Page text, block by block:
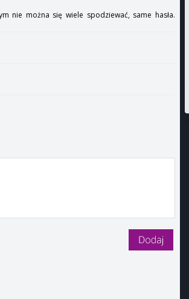
nie można się wiele spodziewać, same hasła.